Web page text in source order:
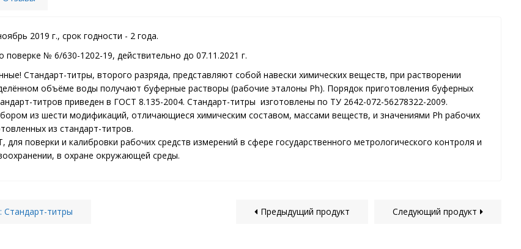
2019 г., срок годности - 2 года.
поверке № 6/630-1202-19, действительно до 07.11.2021 г.
Стандарт-титры, второго разряда, представляют собой навески химических веществ, при растворении
объёме воды получают буферные растворы (рабочие эталоны Ph). Порядок приготовления буферных
титров приведен в ГОСТ 8.135-2004. Стандарт-титры изготовлены по ТУ 2642-072-56278322-2009.
из шести модификаций, отличающиеся химическим составом, массами веществ, и значениями Ph рабочих
из стандарт-титров.
для поверки и калибровки рабочих средств измерений в сфере государственного метрологического контроля и
в охране окружающей среды.
Стандарт-титры Следующий продукт
Предыдущий продукт